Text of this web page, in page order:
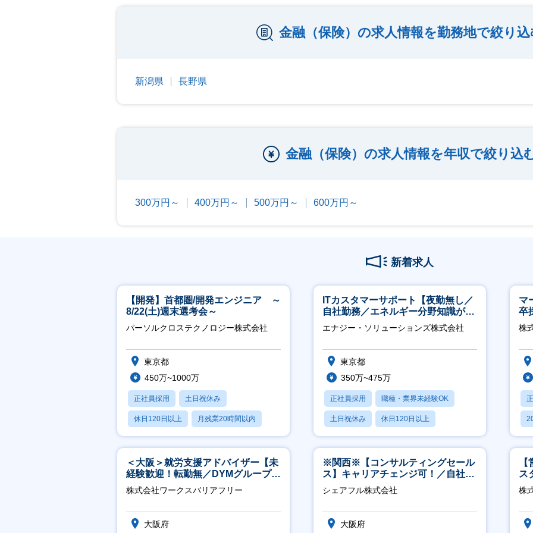
金融（保険）の求人情報を勤務地で絞り込
新潟県 長野県
金融（保険）の求人情報を年収で絞り込
300万円～ 400万円～ 500万円～ 600万円～
新着求人
【開発】首都圏/開発エンジニア ～
8/22(土)週末選考会～
パーソルクロステクノロジー株式会社
東京都
450万~1000万
正社員採用 土日祝休み
休日120日以上 月残業20時間以内
賞与あり
ITカスタマーサポート【夜勤無し／
自社勤務／エネルギー分野知識が身
につきます】
エナジー・ソリューションズ株式会社
東京都
350万~475万
正社員採用 職種・業界未経験OK
土日祝休み 休日120日以上
産休・育休あり
マ
卒
ー
実
株
＜大阪＞就労支援アドバイザー【未
経験歓迎！転勤無／DYMグループ／
ホスピタリティ高い方歓迎／土日
祝】
株式会社ワークスバリアフリー
大阪府
※関西※【コンサルティングセール
ス】キャリアチェンジ可！／自社サ
ービス『シェアフル』の営業
シェアフル株式会社
大阪府
ス
株